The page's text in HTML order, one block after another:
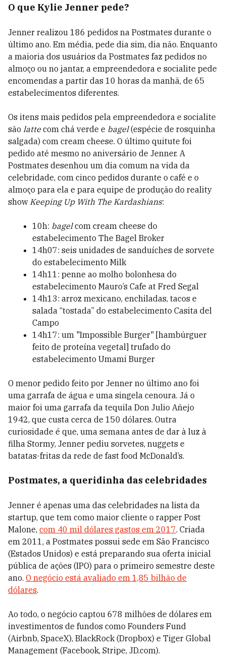
O que Kylie Jenner pede?
Jenner realizou 186 pedidos na Postmates durante o
último ano. Em média, pede dia sim, dia não. Enquanto
a maioria dos usuários da Postmates faz pedidos no
almoço ou no jantar, a empreendedora e socialite pede
encomendas a partir das 10 horas da manhã, de 65
estabelecimentos diferentes.
Os itens mais pedidos pela empreendedora e socialite
são lattecom chá verde e bagel(espécie de rosquinha
salgada) com cream cheese. O último quitute foi
pedido até mesmo no aniversário de Jenner. A
Postmates desenhou um dia comum na vida da
celebridade, com cinco pedidos durante o café e o
almoço para ela e para equipe de produção do reality
show Keeping Up With The Kardashians:
10h: bagelcom cream cheese do
estabelecimento The Bagel Broker
14h07: seis unidades de sanduíches de sorvete
do estabelecimento Milk
14h11: penne ao molho bolonhesa do
estabelecimento Mauro’s Cafe at Fred Segal
14h13: arroz mexicano, enchiladas, tacos e
salada “tostada” do estabelecimento Casita del
Campo
14h17: um "Impossible Burger" [hambúrguer
feito de proteína vegetal] trufado do
estabelecimento Umami Burger
O menor pedido feito por Jenner no último ano foi
uma garrafa de água e uma singela cenoura. Já o
maior foi uma garrafa da tequila Don Julio Añejo
1942, que custa cerca de 150 dólares. Outra
curiosidade é que, uma semana antes de dar à luz à
filha Stormy, Jenner pediu sorvetes, nuggets e
batatas-fritas da rede de fast food McDonald’s.
Postmates, a queridinha das celebridades
Jenner é apenas uma das celebridades na lista da
startup, que tem como maior cliente o rapper Post
Malone, com 40 mil dólares gastos em 2017. Criada
em 2011, a Postmates possui sede em São Francisco
(Estados Unidos) e está preparando sua oferta inicial
pública de ações (IPO) para o primeiro semestre deste
ano. O negócio está avaliado em 1,85 bilhão de
dólares.
Ao todo, o negócio captou 678 milhões de dólares em
investimentos de fundos como Founders Fund
(Airbnb, SpaceX), BlackRock (Dropbox) e Tiger Global
Management (Facebook, Stripe, JD.com).